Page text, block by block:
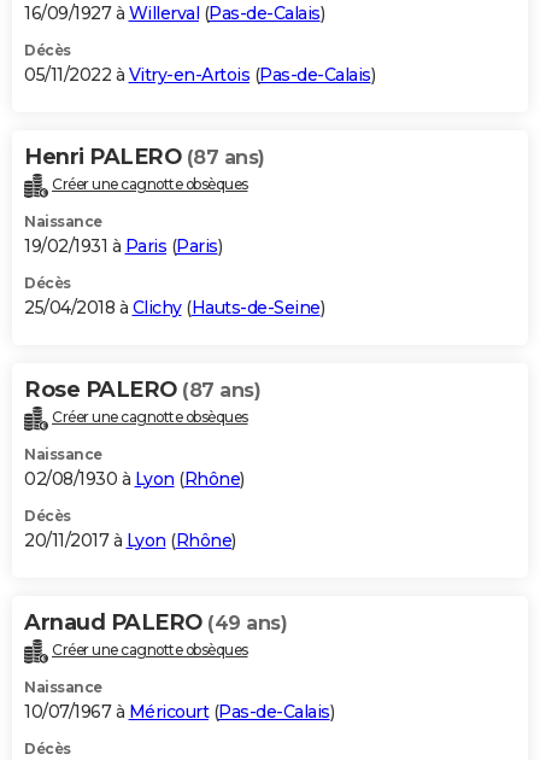
16/09/1927 à Willerval (Pas-de-Calais)
Décès
05/11/2022 à Vitry-en-Artois (Pas-de-Calais)
Henri PALERO (87 ans)
Créer une cagnotte obsèques
Naissance
19/02/1931 à Paris (Paris)
Décès
25/04/2018 à Clichy(Hauts-de-Seine)
Rose PALERO (87 ans)
Créer une cagnotte obsèques
Naissance
02/08/1930 à Lyon (Rhône)
Décès
20/11/2017 à Lyon (Rhône)
Arnaud PALERO (49 ans)
Créer une cagnotte obsèques
Naissance
10/07/1967 à Méricourt(Pas-de-Calais)
Décès